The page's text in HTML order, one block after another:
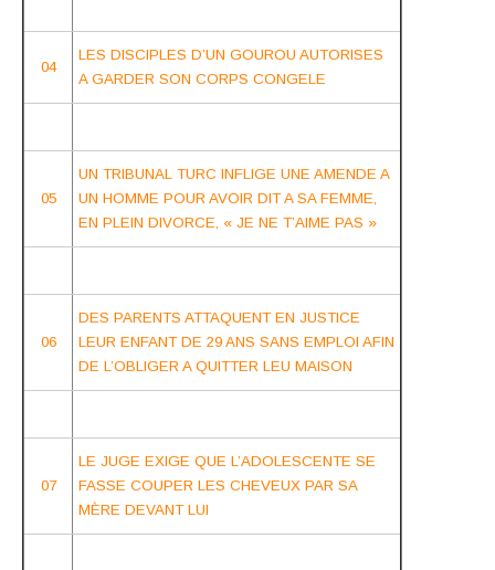
04
LES DISCIPLES D’UN GOUROU AUTORISES
A GARDER SON CORPS CONGELE
05
UN TRIBUNAL TURC INFLIGE UNE AMENDE A
UN HOMME POUR AVOIR DIT A SA FEMME,
EN PLEIN DIVORCE, « JE NE T’AIME PAS »
06
DES PARENTS ATTAQUENT EN JUSTICE
LEUR ENFANT DE 29 ANS SANS EMPLOI AFIN
DE L’OBLIGER A QUITTER LEU MAISON
07
LE JUGE EXIGE QUE L’ADOLESCENTE SE
FASSE COUPER LES CHEVEUX PAR SA
MÈRE DEVANT LUI